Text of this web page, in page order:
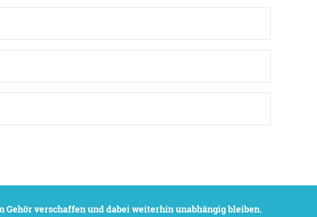
verschaffen und dabei weiterhin unabhängig bleiben.